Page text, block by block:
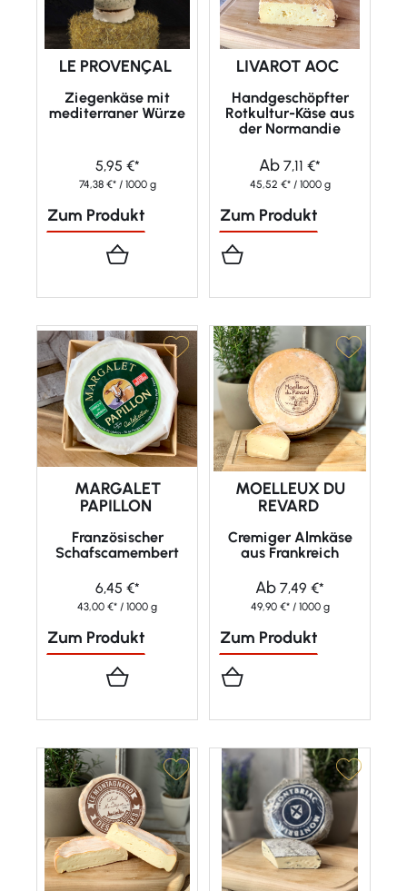
LE PROVENÇAL
Ziegenkäse mit
mediterraner Würze
5,95 €*
74,38 €* / 1000 g
Zum Produkt
LIVAROT AOC
Handgeschöpfter
Rotkultur-Käse aus
der Normandie
Ab 7,11 €*
45,52 €* / 1000 g
Zum Produkt
MARGALET
PAPILLON
Französischer
Schafscamembert
6,45 €*
43,00 €* / 1000 g
Zum Produkt
MOELLEUX DU
REVARD
Cremiger Almkäse
aus Frankreich
Ab 7,49 €*
49,90 €* / 1000 g
Zum Produkt